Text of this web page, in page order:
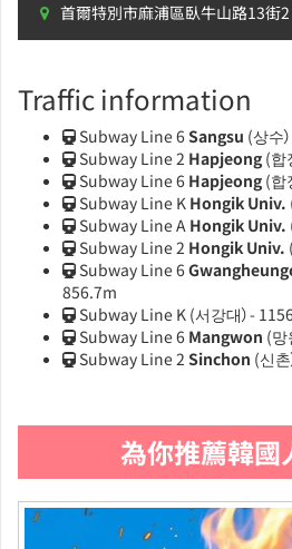
首爾特別市麻浦區臥牛山路13街2
Traffic information
Subway Line 6Sangsu (상수
Subway Line 2 Hapjeong (합
Subway Line 6 Hapjeong (합
Subway Line K Hongik Univ.
Subway Line A Hongik Univ.
Subway Line 2 Hongik Univ.
Subway Line 6
856.7m
Subway Line K (서강대）-
Subway Line 6 Mangwon (망
Subway Line 2 Sinchon (신
為你推薦韓國